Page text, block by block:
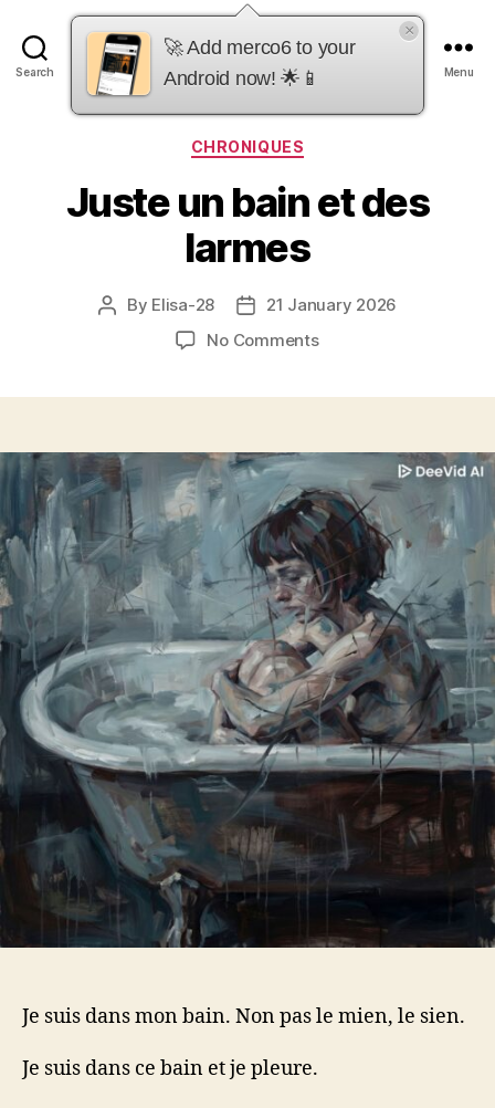
Search
merco6
Menu
Categories
CHRONIQUES
Juste un bain et des
larmes
Post
By Elisa-28
Post21 January 2026
No Commentson
larmes
Je suis dans mon bain. Non pas le mien, le sien.
Je suis dans ce bain et je pleure.
🚀 Add merco6 to your
Android now! 🌟📱
×